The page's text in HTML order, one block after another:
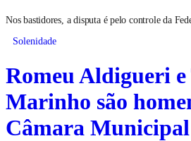
Nos bastidores, a disputa é pelo controle da
Solenidade
Romeu Aldigueri e
Marinho são
Câmara Municipal